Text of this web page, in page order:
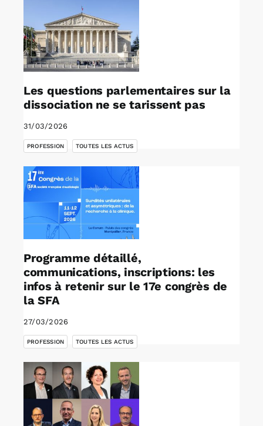
Les questions parlementaires sur la
dissociation ne se tarissent pas
31/03/2026
PROFESSION TOUTES LES ACTUS
Programme détaillé,
communications, inscriptions: les
infos à retenir sur le 17e congrès de
la SFA
27/03/2026
PROFESSION TOUTES LES ACTUS